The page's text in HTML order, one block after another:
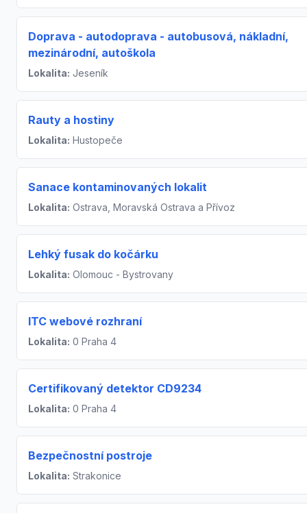
Doprava - autodoprava - autobusová, nákladní,
mezinárodní, autoškola
Lokalita: Jeseník
Rauty a hostiny
Lokalita: Hustopeče
Sanace kontaminovaných lokalit
Lokalita: Ostrava, Moravská Ostrava a Přívoz
Lehký fusak do kočárku
Lokalita: Olomouc - Bystrovany
ITC webové rozhraní
Lokalita: 0 Praha 4
Certifikovaný detektor CD9234
Lokalita: 0 Praha 4
Bezpečnostní postroje
Lokalita: Strakonice